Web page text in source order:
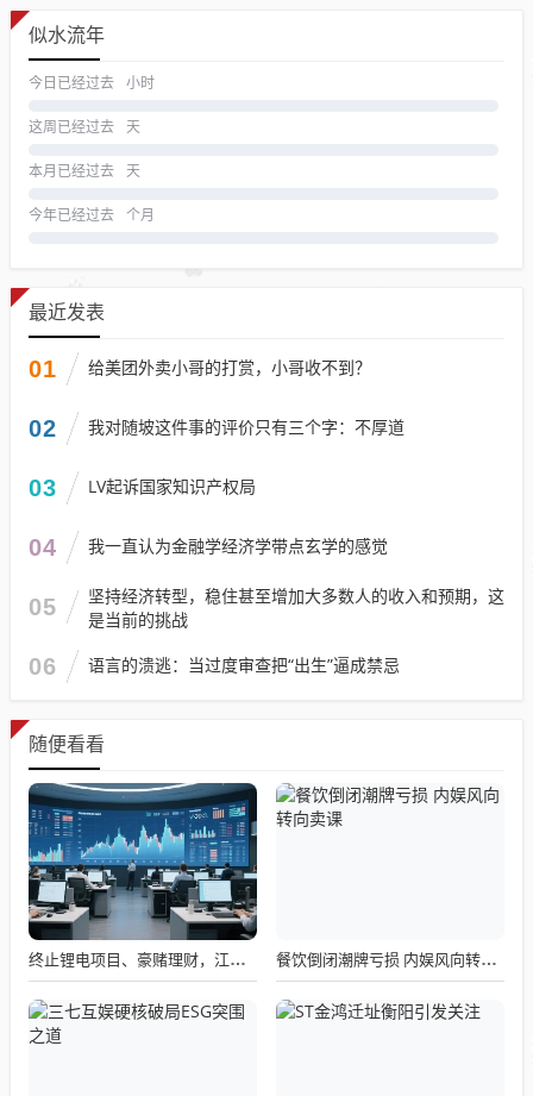
似水流年
今日已经过去 小时
这周已经过去 天
本月已经过去 天
今年已经过去 个月
最近发表
01 给美团外卖小哥的打赏，小哥收不到？
02 我对随坡这件事的评价只有三个字：不厚道
03 LV起诉国家知识产权局
04 我一直认为金融学经济学带点玄学的感觉
05
坚持经济转型，稳住甚至增加大多数人的收入和预期，这
是当前的挑战
06 语言的溃逃：当过度审查把“出生”逼成禁忌
随便看看
终止锂电项目、豪赌理财，江苏国泰回应质疑：这是战略！ 餐饮倒闭潮牌亏损 内娱风向转向卖课